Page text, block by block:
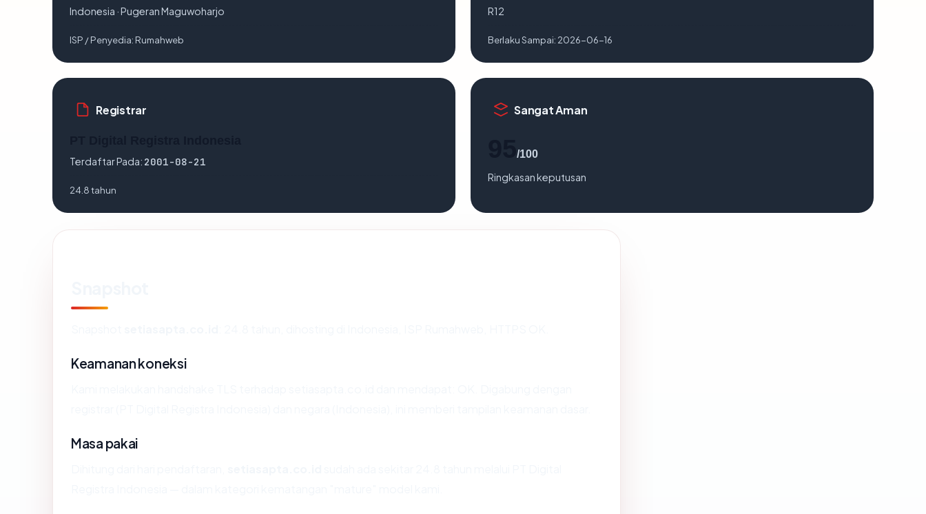
Indonesia · Pugeran Maguwoharjo
ISP / Penyedia: Rumahweb
R12
Berlaku Sampai: 2026-06-16
Registrar
Terdaftar Pada: 2001-08-21
24.8 tahun
Sangat Aman
/100
Ringkasan keputusan
Keamanan koneksi
Masa pakai